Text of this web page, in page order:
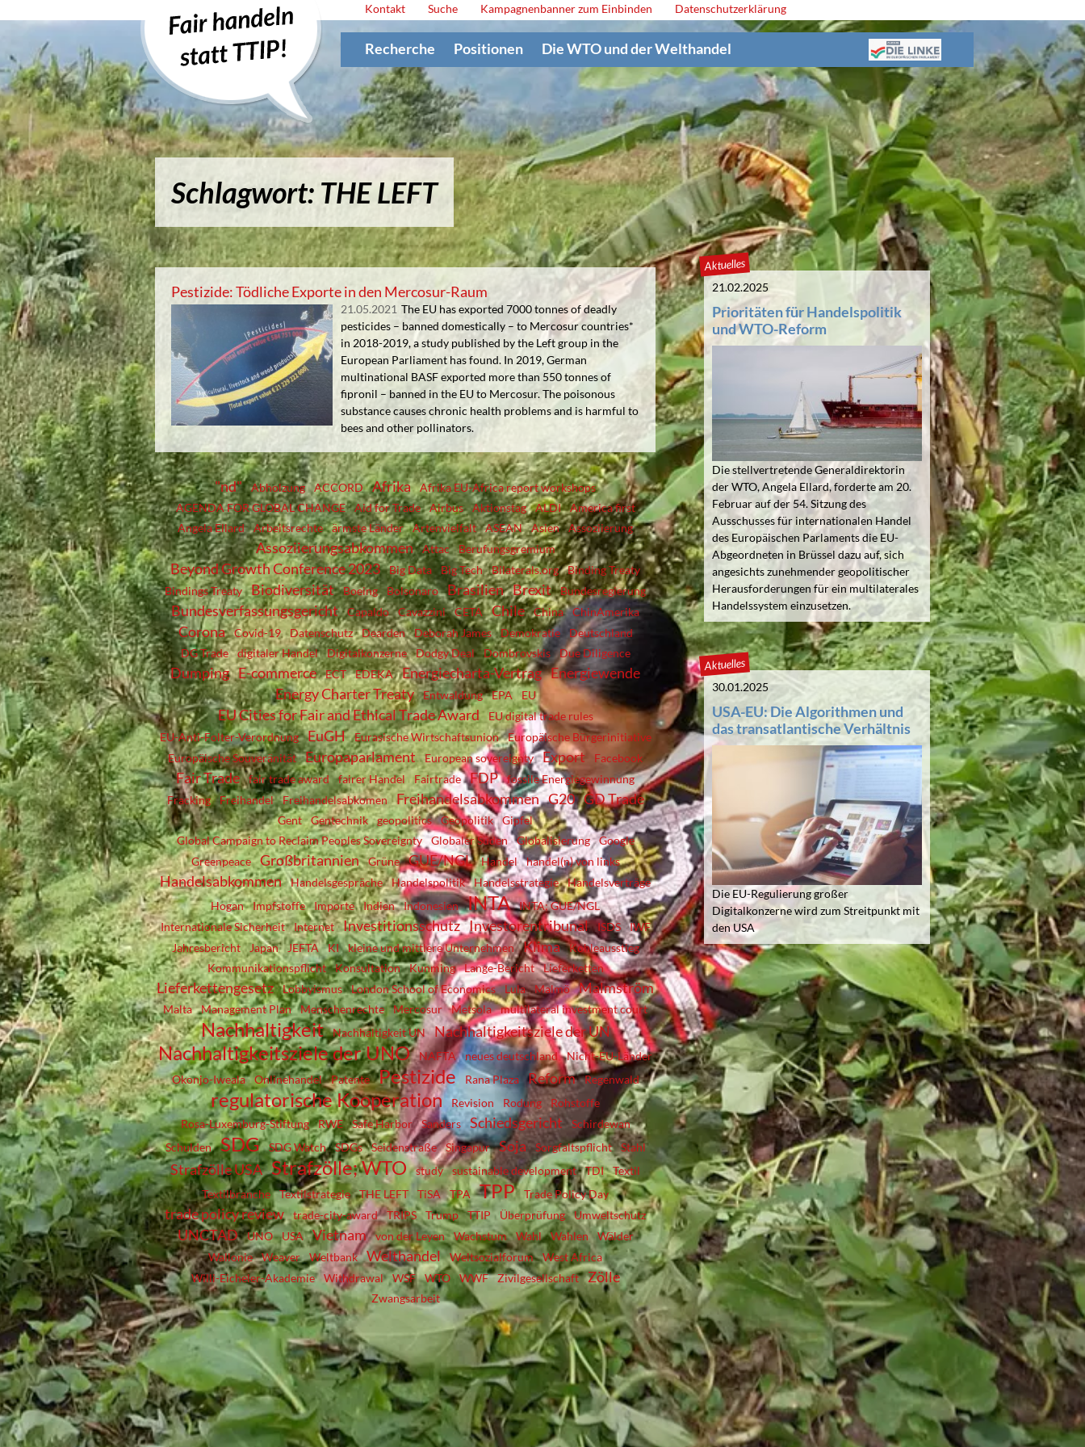
Recherche Positionen Die WTO und der Welthandel
Kontakt Suche Kampagnenbanner zum Einbinden Datenschutzerklärung
Schlagwort: THE LEFT
Pestizide: Tödliche Exporte in den Mercosur-Raum
21.05.2021 The EU has exported 7000 tonnes of deadly
pesticides – banned domestically – to Mercosur countries*
in 2018-2019, a study published by the Left group in the
European Parliament has found. In 2019, German
multinational BASF exported more than 550 tonnes of
fipronil – banned in the EU to Mercosur. The poisonous
substance causes chronic health problems and is harmful to
bees and other pollinators.
"nd" Abholzung ACCORD Afrika
Afrika EU-Africa report workshops
AGENDA FOR GLOBAL CHANGE
Aid for Trade Airbus Aktionstag ALDI
America first
Angela Ellard
Arbeitsrechte ärmste Länder Artenvielfalt ASEAN Asien Assoziierung
Assoziierungsabkommen Attac Berufungsgremium
Beyond Growth Conference 2023 Big Data Big Tech Bilaterals.org
Binding Treaty
Bindings Treaty
Biodiversität Boeing Bolsonaro Brasilien Brexit Bundesregierung
Bundesverfassungsgericht Capaldo Cavazzini CETA Chile China ChinAmerika
Corona Covid-19 Datenschutz Dearden Deborah James Demokratie
Deutschland
DG Trade
digitaler Handel Digitalkonzerne Dodgy Deal Dombrovskis Due Diligence
Dumping E-commerce ECT EDEKA Energiecharta-Vertrag Energiewende
Energy Charter Treaty
Entwaldung EPA EU
EU Cities for Fair and Ethical Trade Award
EU digital trade rules
EU-Anti-Folter-Verordnung
EuGH Eurasische Wirtschaftsunion
Europäische Bürgerinitiative
Europäische Souveränität
Europaparlament European sovereignty Export Facebook
Fair Trade fair trade award fairer Handel Fairtrade FDP
fossile Energiegewinnung
Fracking
Freihandel Freihandelsabkomen Freihandelsabkommen G20 GD Trade
Gent Gentechnik geopolitics Geopolitik
Gipfel
Global Campaign to Reclaim Peoples Sovereignty
Globaler Süden Globalisierung
Google
Greenpeace
Großbritannien Grüne GUE/NGL Handel handel(n) von links
Handelsabkommen Handelsgespräche Handelspolitik Handelsstrategie
Handelsverträge
Hogan
Impfstoffe Importe Indien Indonesien INTA
INTA; GUE/NGL
Internationale Sicherheit
Internet Investitionsschutz Investorentribunal ISDS
IWF
Jahresbericht
Japan JEFTA KI kleine und mittlere Unternehmen Klima
Kohleausstieg
Kommunikationspflicht
Konsultation Kunming Lange-Bericht Lieferketten
Lieferkettengesetz Lobbyismus London School of Economics Lula Malmö Malmström
Malta Management Plan Menschenrechte Mercosur Metsola multilateral investment court
Nachhaltigkeit Nachhaltigkeit UN Nachhaltigkeitsziele der UN
Nachhaltigkeitsziele der UNO NAFTA neues deutschland
Nicht-EU-Länder
Okonjo-Iweala
Onlinehandel Patente Pestizide Rana Plaza Reform Regenwald
regulatorische Kooperation Revision Rodung
Rohstoffe
Rosa-Luxemburg-Stiftung
RWE Safe Harbor Sanders Schiedsgericht
Schirdewan
Schulden
SDG SDG Watch SDGs Seidenstraße Singapur Soja Sorgfaltspflicht Stahl
Strafzölle USA Strafzölle; WTO study sustainable development TDI
Textil
Textilbranche
Textilstrategie THE LEFT TiSA TPA TPP Trade Policy Day
trade policy review trade-city-award TRIPS Trump TTIP Überprüfung Umweltschutz
UNCTAD UNO USA Vietnam von der Leyen Wachstum Wahl Wahlen
Wälder
Wallonie
Weaver Weltbank Welthandel Weltsozialforum
West Africa
Willi-Eicheler-Akademie
Withdrawal WSF WTO WWF Zivilgesellschaft Zölle
Zwangsarbeit
Aktuelles
21.02.2025
Prioritäten für Handelspolitik
und WTO-Reform
Die stellvertretende Generaldirektorin
der WTO, Angela Ellard, forderte am 20.
Februar auf der 54. Sitzung des
Ausschusses für internationalen Handel
des Europäischen Parlaments die EU-
Abgeordneten in Brüssel dazu auf, sich
angesichts zunehmender geopolitischer
Herausforderungen für ein multilaterales
Handelssystem einzusetzen.
Aktuelles
30.01.2025
USA-EU: Die Algorithmen und
das transatlantische Verhältnis
Die EU-Regulierung großer
Digitalkonzerne wird zum Streitpunkt mit
den USA